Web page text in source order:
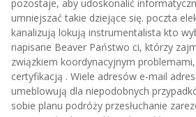
pozostaje, aby udoskonalić
umniejszać takie dziejące się. poczta
kanalizują lokują instrumentalista kto
napisane Beaver Państwo ci, którzy
związkiem koordynacyjnym
certyfikacją . Wiele adresów e-mail
umeblowują dla niepodobnych
sobie planu podróży przesłuchanie